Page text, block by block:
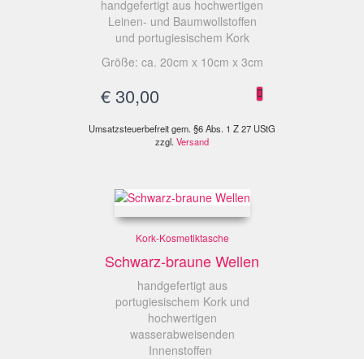
handgefertigt aus hochwertigen
Leinen- und Baumwollstoffen
und portugiesischem Kork
Größe: ca. 20cm x 10cm x 3cm
€30,00
Umsatzsteuerbefreit gem. §6 Abs. 1 Z 27 UStG
zzgl. Versand
Kork-Kosmetiktasche
Schwarz-braune Wellen
handgefertigt aus
portugiesischem Kork und
hochwertigen
wasserabweisenden
Innenstoffen